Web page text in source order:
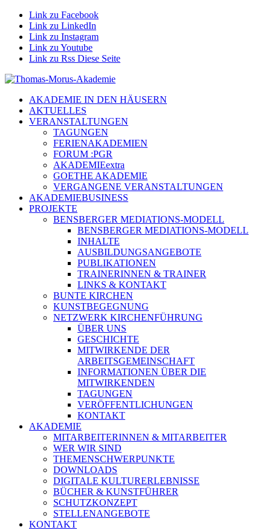
Link zu Facebook
Link zu LinkedIn
Link zu Instagram
Link zu Youtube
Link zu Rss Diese Seite
AKADEMIE IN DEN HÄUSERN
AKTUELLES
VERANSTALTUNGEN
TAGUNGEN
FERIENAKADEMIEN
FORUM :PGR
AKADEMIEextra
GOETHE AKADEMIE
VERGANGENE VERANSTALTUNGEN
AKADEMIEBUSINESS
PROJEKTE
BENSBERGER MEDIATIONS-MODELL
BENSBERGER MEDIATIONS-MODELL
INHALTE
AUSBILDUNGSANGEBOTE
PUBLIKATIONEN
TRAINERINNEN & TRAINER
LINKS & KONTAKT
BUNTE KIRCHEN
KUNSTBEGEGNUNG
NETZWERK KIRCHENFÜHRUNG
ÜBER UNS
GESCHICHTE
MITWIRKENDE DER
ARBEITSGEMEINSCHAFT
INFORMATIONEN ÜBER DIE
MITWIRKENDEN
TAGUNGEN
VERÖFFENTLICHUNGEN
KONTAKT
AKADEMIE
MITARBEITERINNEN & MITARBEITER
WER WIR SIND
THEMENSCHWERPUNKTE
DOWNLOADS
DIGITALE KULTURERLEBNISSE
BÜCHER & KUNSTFÜHRER
SCHUTZKONZEPT
STELLENANGEBOTE
KONTAKT